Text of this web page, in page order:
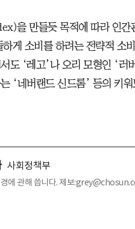
을 만들듯 목적에 따라 인간
게 소비를 하려는 전략적 소
도 ‘레고’나 오리 모형인 ‘러
‘네버랜드 신드롬’ 등의 키
사회정책부
에 관해 씁니다. 제보